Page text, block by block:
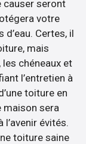
causer seront
votre
Certes, il
mais
chéneaux et
l’entretien à
toiture en
maison sera
évités.
toiture saine